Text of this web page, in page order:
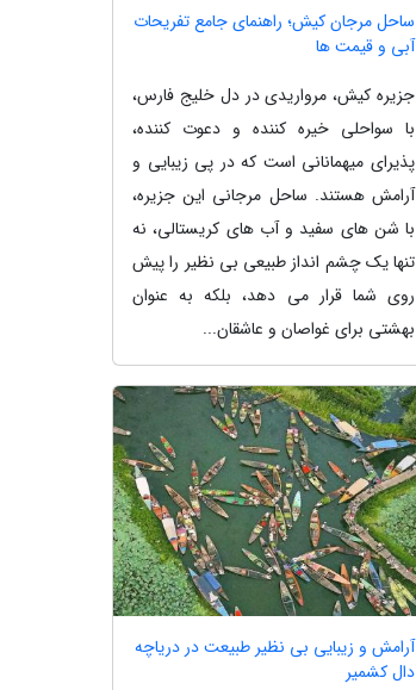
ساحل مرجان کیش؛ راهنمای جامع تفریحات
آبی و قیمت ها
جزیره کیش، مرواریدی در دل خلیج فارس،
با سواحلی خیره کننده و دعوت کننده،
پذیرای میهمانانی است که در پی زیبایی و
آرامش هستند. ساحل مرجانی این جزیره،
با شن های سفید و آب های کریستالی، نه
تنها یک چشم انداز طبیعی بی نظیر را پیش
روی شما قرار می دهد، بلکه به عنوان
بهشتی برای غواصان و عاشقان...
آرامش و زیبایی بی نظیر طبیعت در دریاچه
دال کشمیر